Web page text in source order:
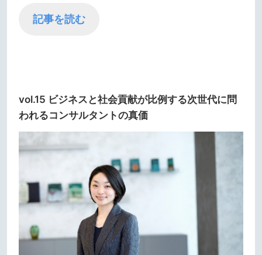
記事を読む
vol.15 ビジネスと社会貢献が比例する次世代に問
われるコンサルタントの真価